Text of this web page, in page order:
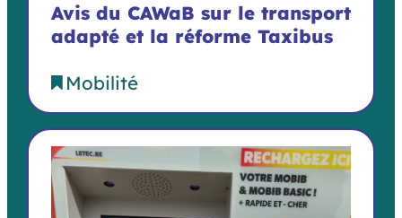
Avis du CAWaB sur le transport
adapté et la réforme Taxibus
Mobilité